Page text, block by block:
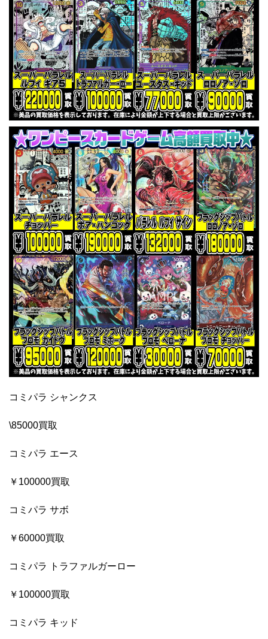
コミパラ シャンクス
\85000買取
コミパラ エース
￥100000買取
コミパラ サボ
￥60000買取
コミパラ トラファルガーロー
￥100000買取
コミパラ キッド